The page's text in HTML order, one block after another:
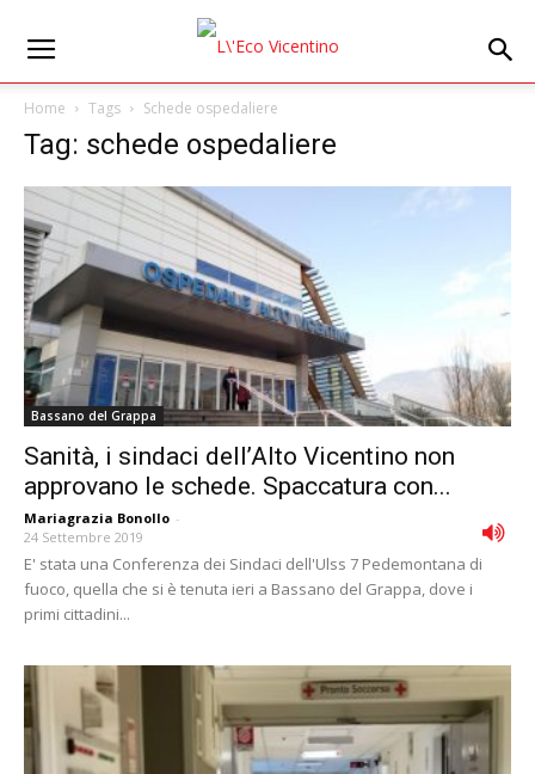
Home Tags Schede ospedaliere
Tag: schede ospedaliere
Bassano del Grappa
Sanità, i sindaci dell’Alto Vicentino non
approvano le schede. Spaccatura con...
Mariagrazia Bonollo -
24 Settembre 2019
E' stata una Conferenza dei Sindaci dell'Ulss 7 Pedemontana di
fuoco, quella che si è tenuta ieri a Bassano del Grappa, dove i
primi cittadini...